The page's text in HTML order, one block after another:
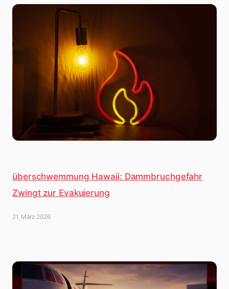
überschwemmung Hawaii: Dammbruchgefahr
Zwingt zur Evakuierung
21. März 2026